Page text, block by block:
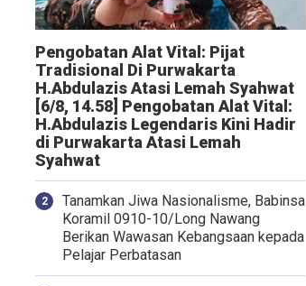
Pengobatan Alat Vital: Pijat
Tradisional Di Purwakarta
H.Abdulazis Atasi Lemah Syahwat
[6/8, 14.58] Pengobatan Alat Vital:
H.Abdulazis Legendaris Kini Hadir
di Purwakarta Atasi Lemah
Syahwat
Tanamkan Jiwa Nasionalisme, Babinsa
Koramil 0910-10/Long Nawang
Berikan Wawasan Kebangsaan kepada
Pelajar Perbatasan